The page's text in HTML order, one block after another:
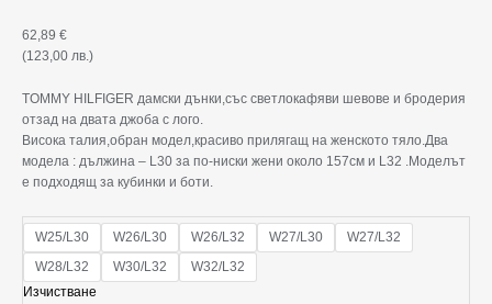
62,89 €
(123,00 лв.)
TOMMY HILFIGER дамски дънки,със светлокафяви шевове и бродерия
отзад на двата джоба с лого.
Висока талия,обран модел,красиво прилягащ на женското тяло.Два
модела : дължина – L30 за по-ниски жени около 157см и L32 .Моделът
е подходящ за кубинки и боти.
W25/L30 W26/L30 W26/L32 W27/L30
W27/L32
W28/L32
W30/L32
W32/L32
Изчистване